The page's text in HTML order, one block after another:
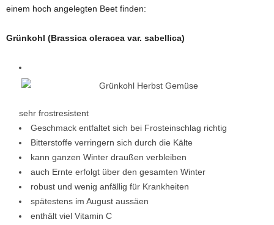
einem hoch angelegten Beet finden:
Grünkohl (Brassica oleracea var. sabellica)
sehr frostresistent
Geschmack entfaltet sich bei Frosteinschlag richtig
Bitterstoffe verringern sich durch die Kälte
kann ganzen Winter draußen verbleiben
auch Ernte erfolgt über den gesamten Winter
robust und wenig anfällig für Krankheiten
spätestens im August aussäen
enthält viel Vitamin C